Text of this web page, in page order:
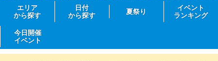
エリア
から探す
日付
から探す
夏祭り
イベント
ランキング
今日開催
イベント